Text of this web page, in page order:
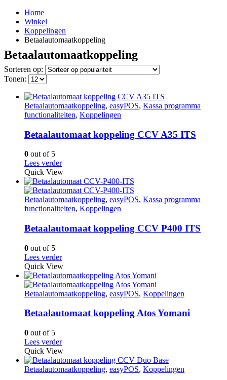
Home
Winkel
Koppelingen
Betaalautomaatkoppeling
Betaalautomaatkoppeling
Sorteren op:
Tonen:
Betaalautomaatkoppeling, easyPOS, Kassa programma
functionaliteiten, Koppelingen
Betaalautomaat koppeling CCV A35 ITS
0 out of 5
Lees verder
Quick View
Betaalautomaatkoppeling, easyPOS, Kassa programma
functionaliteiten, Koppelingen
Betaalautomaat koppeling CCV P400 ITS
0 out of 5
Lees verder
Quick View
Betaalautomaatkoppeling, easyPOS, Koppelingen
Betaalautomaat koppeling Atos Yomani
0 out of 5
Lees verder
Quick View
Betaalautomaatkoppeling, easyPOS, Koppelingen